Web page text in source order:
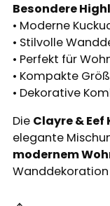
Besondere
• Moderne
• Stilvolle
• Perfekt für
• Kompakte
• Dekorative
Die Clayre &
elegante
modernem
Wanddekoration